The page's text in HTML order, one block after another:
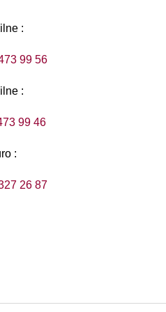
:
99 56
:
99 46
:
26 87